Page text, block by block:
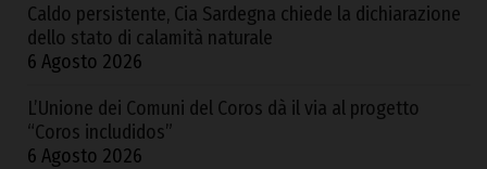
Caldo persistente, Cia Sardegna chiede la dichiarazione
dello stato di calamità naturale
6 Agosto 2026
L’Unione dei Comuni del Coros dà il via al progetto
“Coros includidos”
6 Agosto 2026